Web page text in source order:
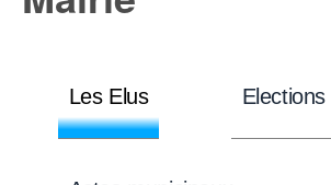
Les Elus Elections